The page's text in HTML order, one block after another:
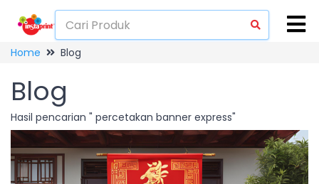
Home Blog
Blog
Hasil pencarian " percetakan banner express"